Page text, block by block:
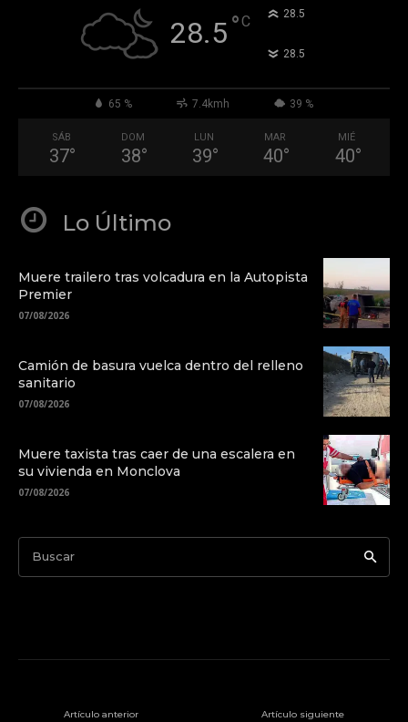
28.5°C 28.5
28.5
65 % 7.4kmh 39 %
SÁB
37°
DOM
38°
LUN
39°
MAR
40°
MIÉ
40°
Lo Último
Muere trailero tras volcadura en la Autopista
Premier
07/08/2026
Camión de basura vuelca dentro del relleno
sanitario
07/08/2026
Muere taxista tras caer de una escalera en
su vivienda en Monclova
07/08/2026
Buscar
Artículo anterior Artículo siguiente